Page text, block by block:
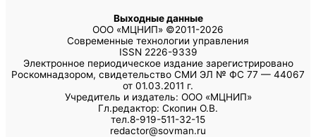
Выходные данные
ООО «МЦНИП» ©2011-2026
Современные технологии управления
ISSN 2226-9339
Электронное периодическое издание зарегистрировано
Роскомнадзором, свидетельство СМИ ЭЛ № ФС 77 — 44067
от 01.03.2011 г.
Учредитель и издатель: ООО «МЦНИП»
Гл.редактор: Скопин О.В.
тел.8-919-511-32-15
redactor@sovman.ru